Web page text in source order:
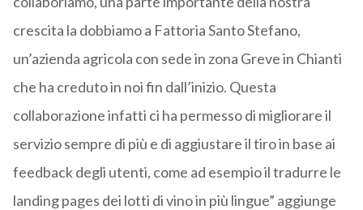
crescita la dobbiamo a Fattoria Santo Stefano,
un’azienda agricola con sede in zona Greve in Chianti
che ha creduto in noi fin dall’inizio. Questa
collaborazione infatti ci ha permesso di migliorare il
servizio sempre di più e di aggiustare il tiro in base ai
feedback degli utenti, come ad esempio il tradurre le
landing pages dei lotti di vino in più lingue” aggiunge